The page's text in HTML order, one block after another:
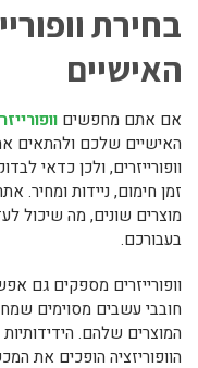
בחירת
האישיים
אם אתם מחפשים
האישיים שלכם ולהתאים
וופורייזרים, ולכן כדאי
זמן חימום, ניידות ומחיר.
מוצרים שונים, מה שיכול
בעבורכם.
וופורייזרים מספקים גם
חובבי עשבים מסוימים
המוצרים שלהם.
הוופוריזציה הופכים את